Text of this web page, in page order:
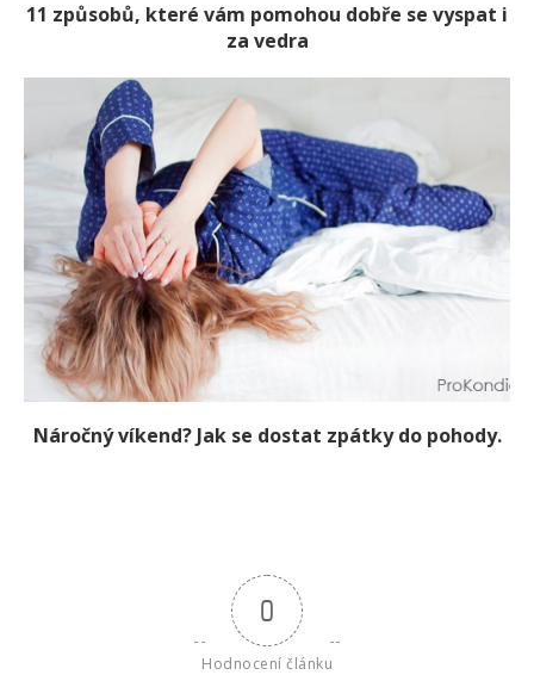
11 způsobů, které vám pomohou dobře se vyspat i
za vedra
Náročný víkend? Jak se dostat zpátky do pohody.
0
Hodnocení článku